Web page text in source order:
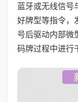
蓝牙或无线信号
好牌型等指令，
号后驱动内部微
码牌过程中进行